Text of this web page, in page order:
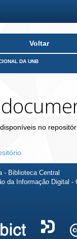
Voltar
DA UNB
no
- Biblioteca Central
da Informação Digital -